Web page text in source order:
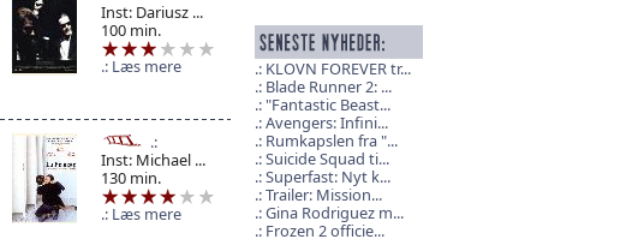
Inst: Dariusz ...
100 min.
Læs mere
Inst: Michael ...
130 min.
Læs mere
KLOVN FOREVER tr...
Blade Runner 2: ...
"Fantastic Beast...
Avengers: Infini...
Rumkapslen fra "...
Suicide Squad ti...
Superfast: Nyt k...
Trailer: Mission...
Gina Rodriguez m...
Frozen 2 officie...